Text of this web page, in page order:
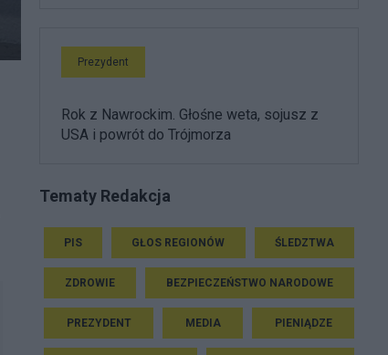
Prezydent
Rok z Nawrockim. Głośne weta, sojusz z
USA i powrót do Trójmorza
Tematy Redakcja
PIS GŁOS REGIONÓW ŚLEDZTWA
ZDROWIE BEZPIECZEŃSTWO NARODOWE
PREZYDENT MEDIA PIENIĄDZE